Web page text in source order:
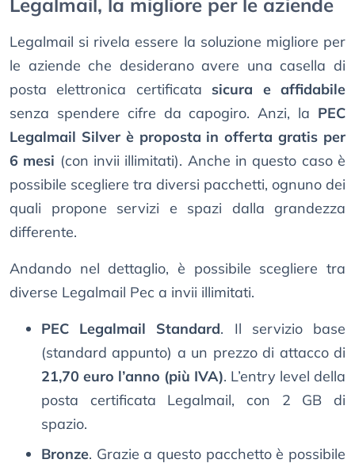
Legalmail, la migliore per le aziende
Legalmail si rivela essere la soluzione migliore per
le aziende che desiderano avere una casella di
posta elettronica certificata sicura e affidabile
senza spendere cifre da capogiro. Anzi, la PEC
Legalmail Silver è proposta in offerta gratis per
6 mesi (con invii illimitati). Anche in questo caso è
possibile scegliere tra diversi pacchetti, ognuno dei
quali propone servizi e spazi dalla grandezza
differente.
Andando nel dettaglio, è possibile scegliere tra
diverse Legalmail Pec a invii illimitati.
PEC Legalmail Standard. Il servizio base
(standard appunto) a un prezzo di attacco di
21,70 euro l’anno (più IVA). L’entry level della
posta certificata Legalmail, con 2 GB di
spazio.
Bronze. Grazie a questo pacchetto è possibile